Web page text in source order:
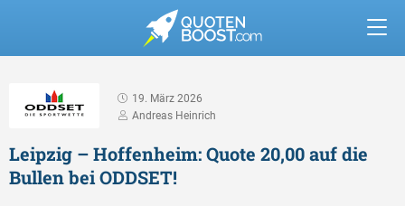
19. März 2026
Andreas Heinrich
Leipzig – Hoffenheim: Quote 20,00 auf die
Bullen bei ODDSET!